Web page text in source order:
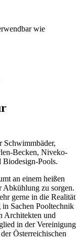
wie
Schwimmbäder,
Becken, Niveko-
Pools.
an einem heißen
Abkühlung zu sorgen.
gerne in die Realität
Sachen Pooltechnik
Architekten und
in der Vereinigung
Österreichischen